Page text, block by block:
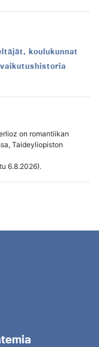
koulukunnat
on romantiikan
Taideyliopiston
6.8.2026).